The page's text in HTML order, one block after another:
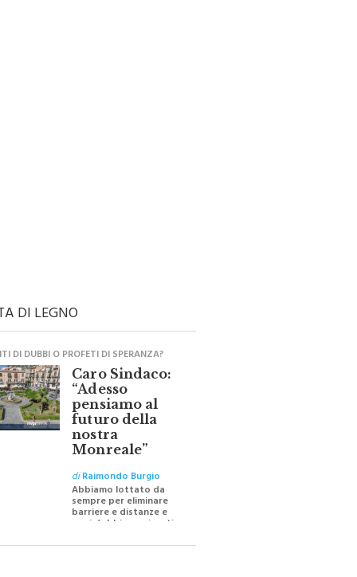
DI LEGNO
DI DUBBI O PROFETI DI SPERANZA?
Caro Sindaco:
“Adesso
pensiamo al
futuro della
nostra
Monreale”
diRaimondo Burgio
Abbiamo lottato da
sempre per eliminare
barriere e distanze e
oggi dobbiamo ripartire